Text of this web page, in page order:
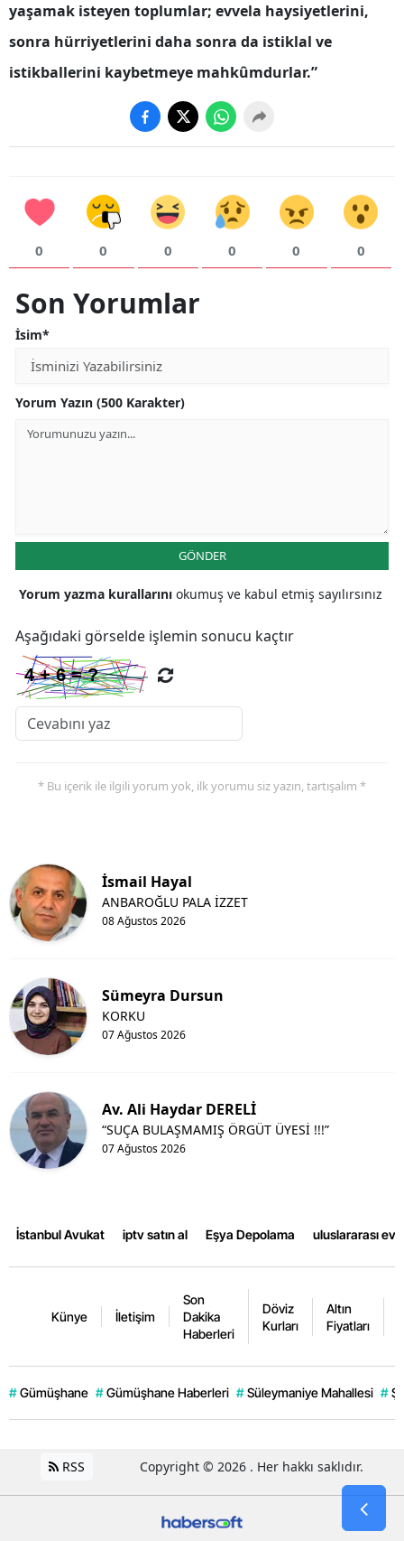
Osmaniye
Düzce
yaşamak isteyen toplumlar; evvela haysiyetlerini,
sonra hürriyetlerini daha sonra da istiklal ve
istikballerini kaybetmeye mahkûmdurlar.”
0 0 0 0 0 0
Son Yorumlar
İsim*
Yorum Yazın (500 Karakter)
GÖNDER
Yorum yazma kurallarını okumuş ve kabul etmiş sayılırsınız
Aşağıdaki görselde işlemin sonucu kaçtır
* Bu içerik ile ilgili yorum yok, ilk yorumu siz yazın, tartışalım *
İsmail Hayal
08 Ağustos 2026
ANBAROĞLU PALA İZZET
Sümeyra Dursun
07 Ağustos 2026
KORKU
Av. Ali Haydar DERELİ
07 Ağustos 2026
“SUÇA BULAŞMAMIŞ ÖRGÜT ÜYESİ !!!”
İstanbul Avukat iptv satın al Eşya Depolama uluslararası
Künye İletişim
Son
Dakika
Haberleri
Döviz
Kurları
Altın
Fiyatları
# Gümüşhane # Gümüşhane Haberleri # Süleymaniye Mahallesi #
RSS Copyright © 2026 . Her hakkı saklıdır.